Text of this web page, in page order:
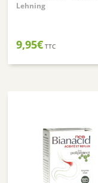
Lehning
9,95€ TTC